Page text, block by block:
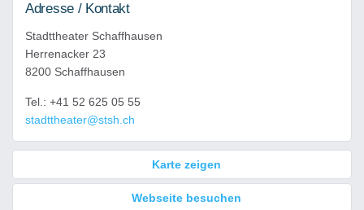
Adresse / Kontakt
Stadttheater Schaffhausen
Herrenacker 23
8200 Schaffhausen
Tel.: +41 52 625 05 55
stadttheater@stsh.ch
Karte zeigen
Webseite besuchen